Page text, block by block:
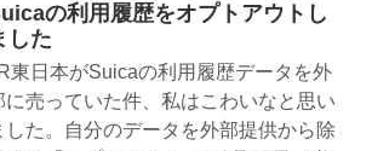
の利用履歴をオプトアウトし
した
東日本がSuicaの利用履歴データを外
に売っていた件、私はこわいなと思い
した。自分のデータを外部提供から除